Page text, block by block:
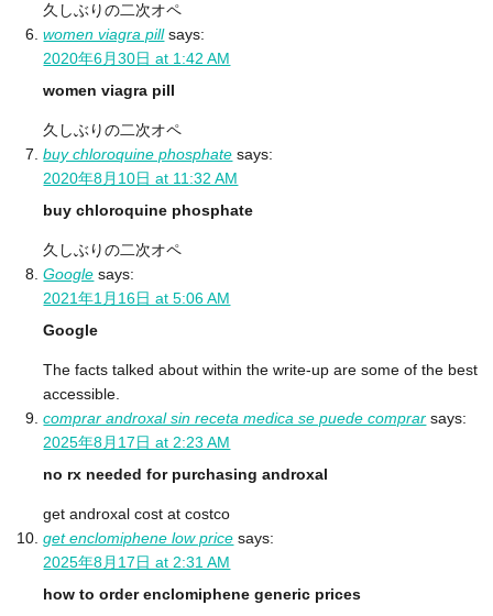
久しぶりの二次オペ
women viagra pill says:
2020年6月30日 at 1:42 AM
women viagra pill
久しぶりの二次オペ
buy chloroquine phosphate says:
2020年8月10日 at 11:32 AM
buy chloroquine phosphate
久しぶりの二次オペ
Google says:
2021年1月16日 at 5:06 AM
Google
The facts talked about within the write-up are some of the best
accessible.
comprar androxal sin receta medica se puede comprar says:
2025年8月17日 at 2:23 AM
no rx needed for purchasing androxal
get androxal cost at costco
get enclomiphene low price says:
2025年8月17日 at 2:31 AM
how to order enclomiphene generic prices